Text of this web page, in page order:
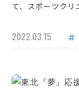
て、スポーツクリ
2022.03.15